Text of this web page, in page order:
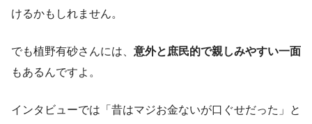
けるかもしれません。
でも植野有砂さんには、 意外と庶民的で親しみやすい一面
もあるんですよ。
インタビューでは「昔はマジお金ないが口ぐせだった」と